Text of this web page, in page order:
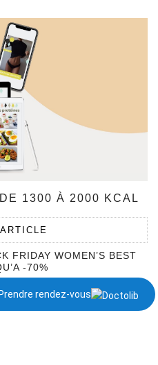
Prendre rendez-vous
1300 À 2000 KCAL
FRIDAY WOMEN’S BEST
-70%